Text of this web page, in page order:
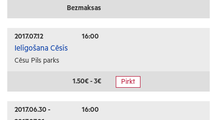
Izglītība
Konferences
Kursi un semināri
Radošās darbnīcas
Lekcijas
Bezmaksas
2017.07.12 16:00
Ielīgošana Cēsīs
Cēsu Pils parks
1.50€ - 3€ Pirkt
2017.06.30 -
16:00